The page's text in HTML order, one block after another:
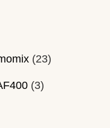
(23)
(3)